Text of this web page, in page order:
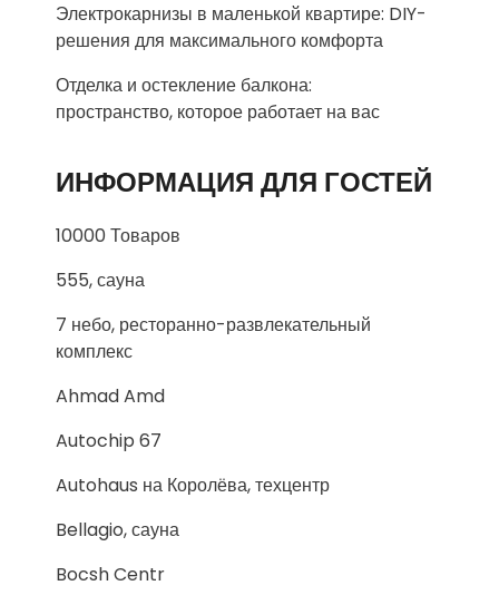
Электрокарнизы в маленькой квартире: DIY-
решения для максимального комфорта
Отделка и остекление балкона:
пространство, которое работает на вас
ИНФОРМАЦИЯ ДЛЯ ГОСТЕЙ
10000 Товаров
555, сауна
7 небо, ресторанно-развлекательный
комплекс
Ahmad Amd
Autochip 67
Autohaus на Королёва, техцентр
Bellagio, сауна
Bocsh Centr